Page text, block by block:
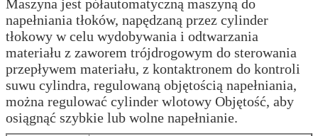
Maszyna jest półautomatyczną maszyną do
napełniania tłoków, napędzaną przez cylinder
tłokowy w celu wydobywania i odtwarzania
materiału z zaworem trójdrogowym do sterowania
przepływem materiału, z kontaktronem do kontroli
suwu cylindra, regulowaną objętością napełniania,
można regulować cylinder wlotowy Objętość, aby
osiągnąć szybkie lub wolne napełnianie.